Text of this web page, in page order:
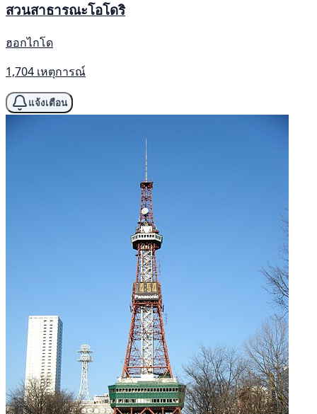
สวนสาธารณะโอโดริ
ฮอกไกโด
1,704 เหตุการณ์
แจ้งเตือน